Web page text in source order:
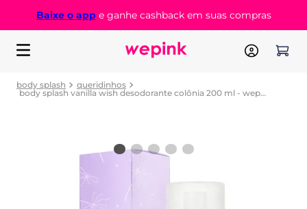
Baixe o appe ganhe cashback em suas compras
body splash
queridinhos
body splash vanilla wish desodorante colônia 200 ml - wepink